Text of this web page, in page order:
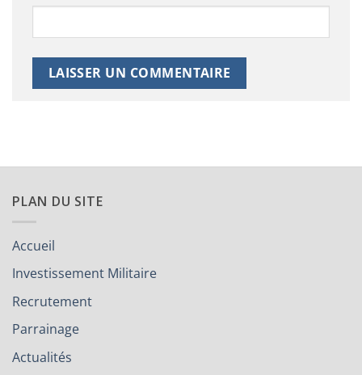
PLAN DU SITE
Accueil
Investissement Militaire
Recrutement
Parrainage
Actualités